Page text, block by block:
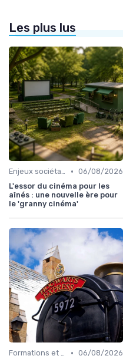
Les plus lus
Enjeux sociétaux et environnementaux • 06/08/2026
L'essor du cinéma pour les
aînés : une nouvelle ère pour
le 'granny cinéma'
Formations et écoles de cinéma • 06/08/2026